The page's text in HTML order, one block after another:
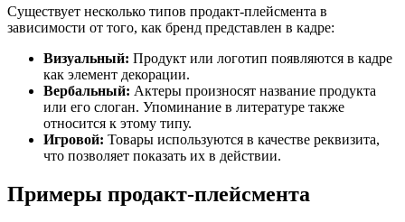
Существует несколько типов продакт-плейсмента в
зависимости от того, как бренд представлен в кадре:
Визуальный: Продукт или логотип появляются в кадре
как элемент декорации.
Вербальный: Актеры произносят название продукта
или его слоган. Упоминание в литературе также
относится к этому типу.
Игровой: Товары используются в качестве реквизита,
что позволяет показать их в действии.
Примеры продакт-плейсмента